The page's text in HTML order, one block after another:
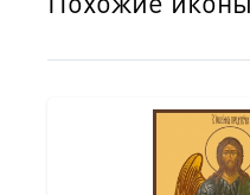
Эта икона станет